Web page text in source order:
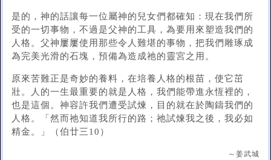
是的，神的話讓每一位屬神的兒女們都確知：現在我們所
受的一切事物，不過是父神的工具，為要用來塑造我們的
人格。父神屢屢使用那些令人難堪的事物，把我們雕琢成
為完美光滑的石塊，預備為造成祂的靈宮之用。
原來苦難正是奇妙的養料，在培養人格的根苗，使它茁
壯。人的一生最重要的就是人格，我們能帶進永恆裡的，
也是這個。神容許我們遭受試煉，目的就在於陶鑄我們的
人格。「然而祂知道我所行的路；祂試煉我之後，我必如
精金。」（伯廿三10）
～姜武城